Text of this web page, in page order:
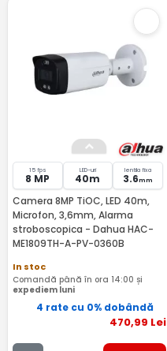
15 fps
8 MP
LED-uri
40m
lentila fixa
3.6mm
Camera 8MP TiOC, LED 40m,
Microfon, 3,6mm, Alarma
stroboscopica - Dahua HAC-
ME1809TH-A-PV-0360B
In stoc
Comandă până în ora 14:00 și
expediem luni
4 rate cu 0% dobândă
470,99 Lei